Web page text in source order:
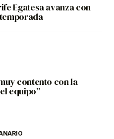
Egatesa avanza con
contento con la
equipo”